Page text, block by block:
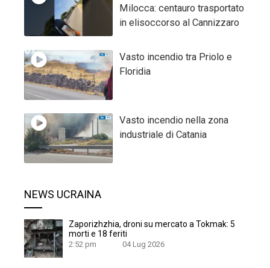
Milocca: centauro trasportato
in elisoccorso al Cannizzaro
Vasto incendio tra Priolo e
Floridia
Vasto incendio nella zona
industriale di Catania
NEWS UCRAINA
Zaporizhzhia, droni su mercato a Tokmak: 5
morti e 18 feriti
2:52 pm 04 Lug 2026